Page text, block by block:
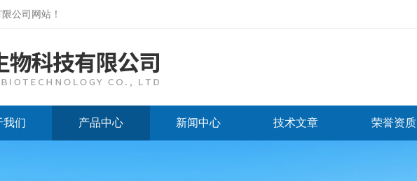
限公司网站 ！
我们 产品中心 新闻中心 技术文章 荣誉资质